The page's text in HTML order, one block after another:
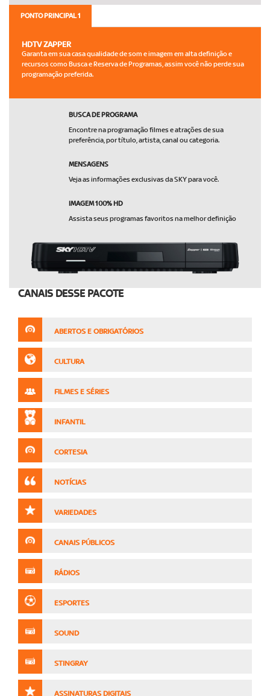
PONTO PRINCIPAL 1
HDTV ZAPPER
Garanta em sua casa qualidade de som e imagem em alta definição e
recursos como Busca e Reserva de Programas, assim você não perde sua
programação preferida.
BUSCA DE PROGRAMA
Encontre na programação filmes e atrações de sua
preferência, por título, artista, canal ou categoria.
MENSAGENS
Veja as informações exclusivas da SKY para você.
IMAGEM 100% HD
Assista seus programas favoritos na melhor definição
CANAIS DESSE PACOTE
ABERTOS E OBRIGATÓRIOS
CULTURA
FILMES E SÉRIES
INFANTIL
CORTESIA
NOTÍCIAS
VARIEDADES
CANAIS PÚBLICOS
RÁDIOS
ESPORTES
SOUND
STINGRAY
ASSINATURAS DIGITAIS